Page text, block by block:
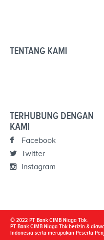
TENTANG KAMI
TERHUBUNG DENGAN
KAMI
Facebook
Twitter
Instagram
© 2022 PT Bank CIMB Niaga Tbk.
PT Bank CIMB Niaga Tbk berizin &
Indonesia serta merupakan Peserta